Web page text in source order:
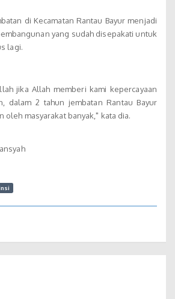
di Kecamatan Rantau Bayur menjadi
yang sudah disepakati untuk
lagi.
jika Allah memberi kami kepercayaan
dalam 2 tahun jembatan Rantau Bayur
oleh masyarakat banyak," kata dia.